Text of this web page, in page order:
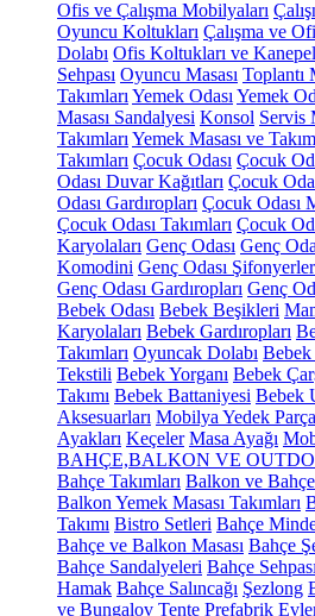
Ofis ve Çalışma Mobilyaları
Oyuncu Koltukları Çalışma ve
Dolabı Ofis Koltukları ve
Sehpası Oyuncu Masası Toplantı
Takımları Yemek Odası Yemek
Masası Sandalyesi Konsol Servis
Takımları Yemek Masası ve
Takımları Çocuk Odası Çocuk
Odası Duvar Kağıtları Çocuk
Odası Gardıropları Çocuk Odası
Çocuk Odası Takımları Çocuk
Karyolaları Genç Odası Genç
Komodini Genç Odası
Genç Odası Gardıropları Genç
Bebek Odası Bebek Beşikleri
Karyolaları Bebek Gardıropları
Takımları Oyuncak Dolabı
Tekstili Bebek Yorganı Bebek
Takımı Bebek Battaniyesi Bebek
Aksesuarları Mobilya Yedek
Ayakları Keçeler Masa Ayağı
BAHÇE,BALKON VE
Bahçe Takımları Balkon ve
Balkon Yemek Masası Takımları
Takımı Bistro Setleri Bahçe
Bahçe ve Balkon Masası Bahçe
Bahçe Sandalyeleri Bahçe Sehpası
Hamak Bahçe Salıncağı Şezlong
ve Bungalov Tente Prefabrik